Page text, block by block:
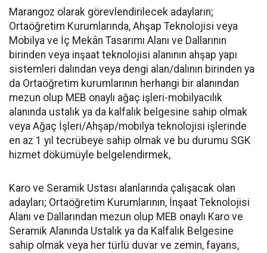
Marangoz olarak görevlendirilecek adayların;
Ortaöğretim Kurumlarında, Ahşap Teknolojisi veya
Mobilya ve İç Mekân Tasarımı Alanı ve Dallarının
birinden veya inşaat teknolojisi alanının ahşap yapı
sistemleri dalından veya dengi alan/dalının birinden ya
da Ortaöğretim kurumlarının herhangi bir alanından
mezun olup MEB onaylı ağaç işleri-mobilyacılık
alanında ustalık ya da kalfalık belgesine sahip olmak
veya Ağaç İşleri/Ahşap/mobilya teknolojisi işlerinde
en az 1 yıl tecrübeye sahip olmak ve bu durumu SGK
hizmet dökümüyle belgelendirmek,
Karo ve Seramik Ustası alanlarında çalışacak olan
adayları; Ortaöğretim Kurumlarının, İnşaat Teknolojisi
Alanı ve Dallarından mezun olup MEB onaylı Karo ve
Seramik Alanında Ustalık ya da Kalfalık Belgesine
sahip olmak veya her türlü duvar ve zemin, fayans,